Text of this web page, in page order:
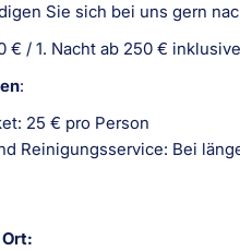
Sie sich bei uns gern
€ / 1. Nacht ab 250 €
:
25 € pro Person
Reinigungsservice: Bei